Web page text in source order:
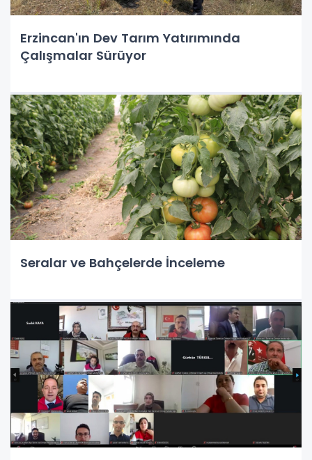
Erzincan'ın Dev Tarım Yatırımında
Çalışmalar Sürüyor
Seralar ve Bahçelerde İnceleme